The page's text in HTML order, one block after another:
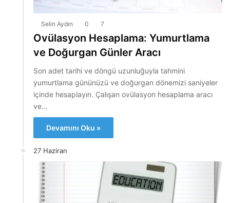
Selin Aydın 0 7
Ovülasyon Hesaplama: Yumurtlama
ve Doğurgan Günler Aracı
Son adet tarihi ve döngü uzunluğuyla tahmini
yumurtlama gününüzü ve doğurgan dönemizi saniyeler
içinde hesaplayın. Çalışan ovülasyon hesaplama aracı
ve…
Devamını Oku »
27 Haziran